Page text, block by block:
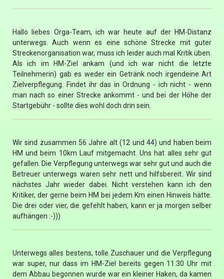
Hallo liebes Orga-Team, ich war heute auf der HM-Distanz
unterwegs. Auch wenn es eine schöne Strecke mit guter
Streckenorganisation war, muss ich leider auch mal Kritik üben.
Als ich im HM-Ziel ankam (und ich war nicht die letzte
Teilnehmerin) gab es weder ein Getränk noch irgendeine Art
Zielverpflegung. Findet ihr das in Ordnung - ich nicht - wenn
man nach so einer Strecke ankommt - und bei der Höhe der
Startgebühr - sollte dies wohl doch drin sein.
Wir sind zusammen 56 Jahre alt (12 und 44) und haben beim
HM und beim 10km Lauf mitgemacht. Uns hat alles sehr gut
gefallen. Die Verpflegung unterwegs war sehr gut und auch die
Betreuer unterwegs waren sehr nett und hilfsbereit. Wir sind
nächstes Jahr wieder dabei. Nicht verstehen kann ich den
Kritiker, der gerne beim HM bei jedem Km einen Hinweis hätte.
Die drei oder vier, die gefehlt haben, kann er ja morgen selber
aufhängen :-)))
Unterwegs alles bestens, tolle Zuschauer und die Verpflegung
war super, nur dass im HM-Ziel bereits gegen 11.30 Uhr mit
dem Abbau begonnen wurde war ein kleiner Haken, da kamen